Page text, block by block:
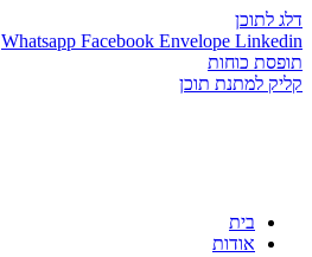
דלג לתוכן
Whatsapp Facebook Envelope Linkedin
תופסת כוחות
קליק למתנת תוכן
בית
אודות